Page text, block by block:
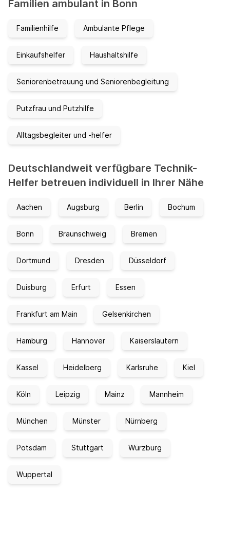
Familien ambulant in Bonn
Familienhilfe Ambulante Pflege
Einkaufshelfer Haushaltshilfe
Seniorenbetreuung und Seniorenbegleitung
Putzfrau und Putzhilfe
Alltagsbegleiter und -helfer
Deutschlandweit verfügbare Technik-
Helfer betreuen individuell in Ihrer Nähe
Aachen Augsburg Berlin Bochum
Bonn Braunschweig Bremen
Dortmund Dresden Düsseldorf
Duisburg Erfurt Essen
Frankfurt am Main Gelsenkirchen
Hamburg Hannover Kaiserslautern
Kassel Heidelberg Karlsruhe Kiel
Köln Leipzig Mainz Mannheim
München Münster Nürnberg
Potsdam Stuttgart Würzburg
Wuppertal